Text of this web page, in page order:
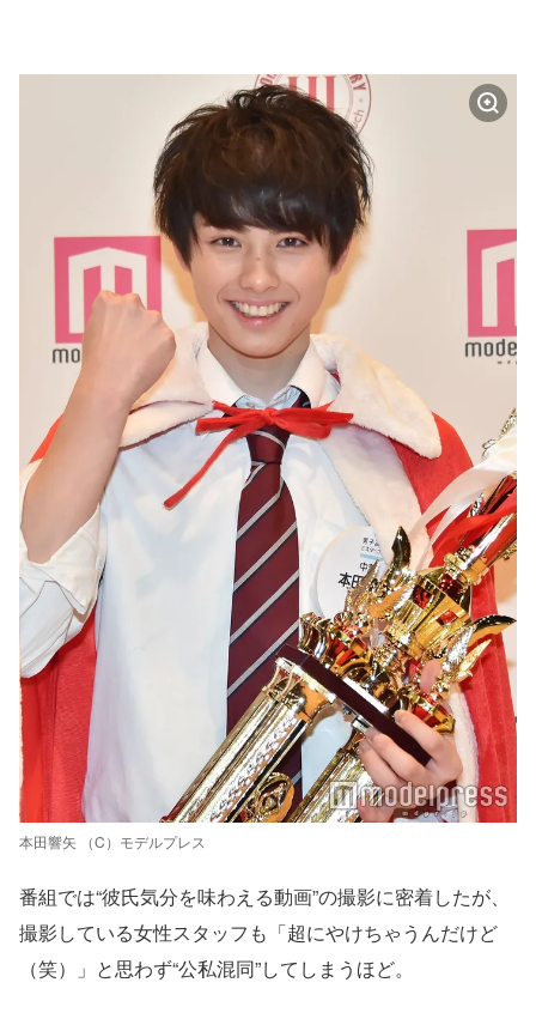
本田響矢 （C）モデルプレス
番組では“彼氏気分を味わえる動画”の撮影に密着したが、
撮影している女性スタッフも「超にやけちゃうんだけど
（笑）」と思わず“公私混同”してしまうほど。